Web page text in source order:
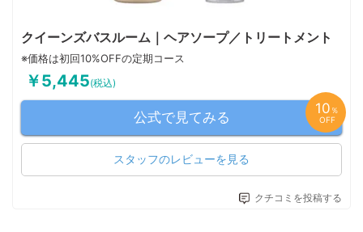
クイーンズバスルーム｜ヘアソープ／トリートメント
※価格は初回10%OFFの定期コース
￥5,445(税込)
公式で見てみる
10 ％
OFF
スタッフのレビューを見る
クチコミを投稿する